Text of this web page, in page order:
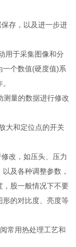
存，以及进一步进
用于采集图像和分
个数值(硬度值)系
测量的数据进行修改
大和定位点的开关
改，如压头、压力
及各种调整参数，
，股一般情况下不要
形的对比度、亮度等
常用热处理工艺和